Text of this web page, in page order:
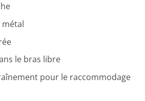
le bras libre
pour le raccommodage